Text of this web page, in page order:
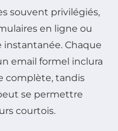
souvent privilégiés,
en ligne ou
instantanée. Chaque
email formel inclura
complète, tandis
se permettre
courtois.